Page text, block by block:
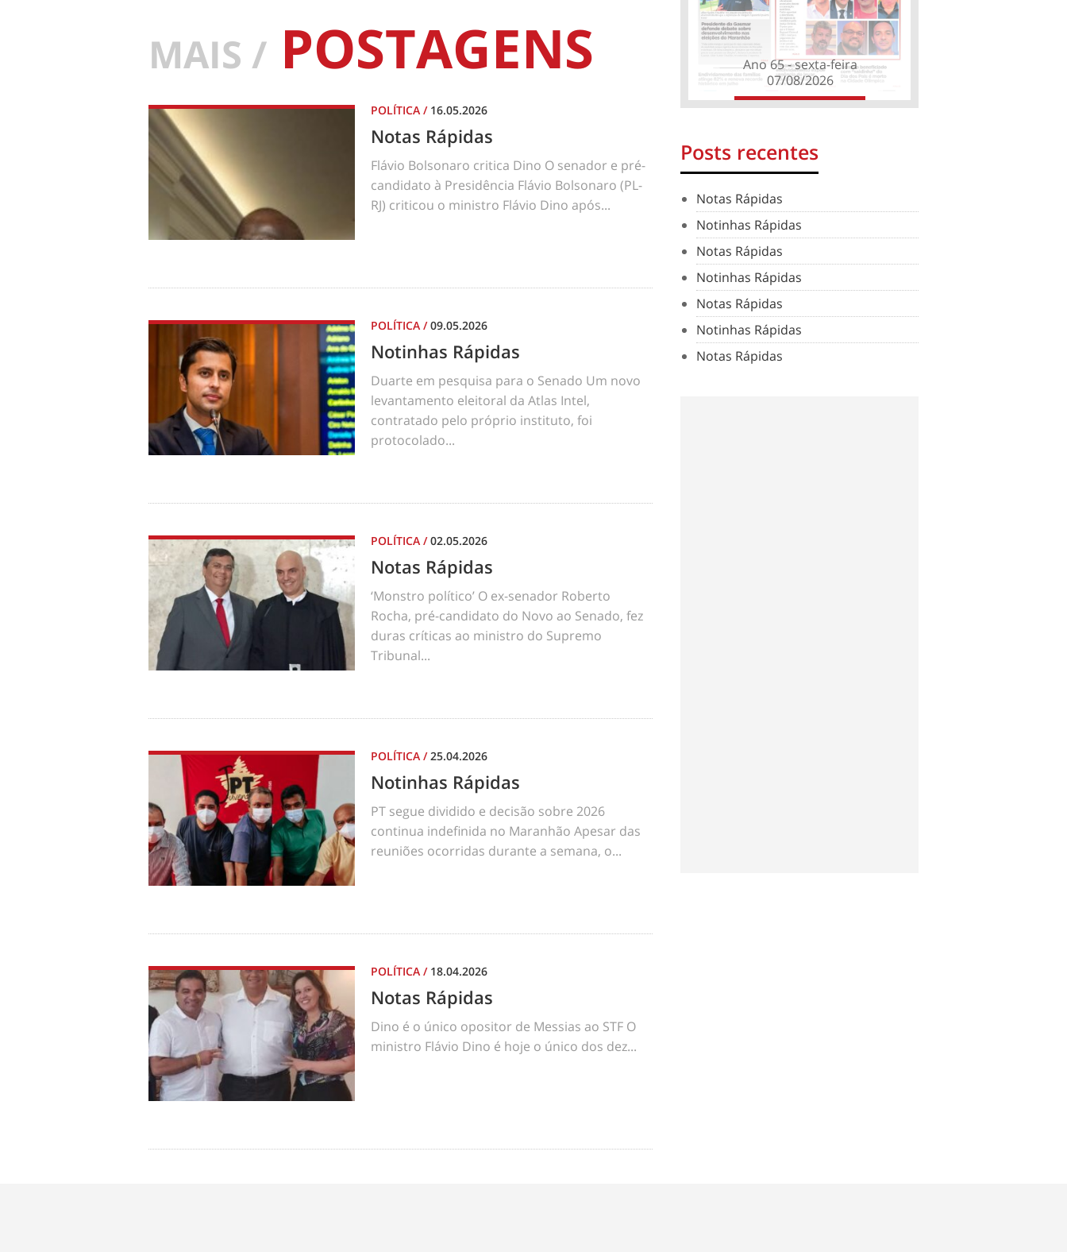
MAIS / POSTAGENS
POLÍTICA / 16.05.2026
Notas Rápidas
Flávio Bolsonaro critica Dino O senador e pré-
candidato à Presidência Flávio Bolsonaro (PL-
RJ) criticou o ministro Flávio Dino após...
POLÍTICA /09.05.2026
Notinhas Rápidas
Duarte em pesquisa para o Senado Um novo
levantamento eleitoral da Atlas Intel,
contratado pelo próprio instituto, foi
protocolado...
POLÍTICA /02.05.2026
Notas Rápidas
‘Monstro político’ O ex-senador Roberto
Rocha, pré-candidato do Novo ao Senado, fez
duras críticas ao ministro do Supremo
Tribunal...
POLÍTICA /25.04.2026
Notinhas Rápidas
PT segue dividido e decisão sobre 2026
continua indefinida no Maranhão Apesar das
reuniões ocorridas durante a semana, o...
POLÍTICA / 18.04.2026
Notas Rápidas
Dino é o único opositor de Messias ao STF O
ministro Flávio Dino é hoje o único dos dez...
Ano 65 - sexta-feira
07/08/2026
Posts recentes
Notas Rápidas
Notinhas Rápidas
Notas Rápidas
Notinhas Rápidas
Notas Rápidas
Notinhas Rápidas
Notas Rápidas